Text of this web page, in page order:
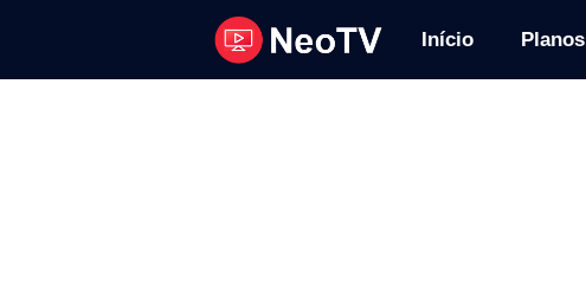
Início Planos